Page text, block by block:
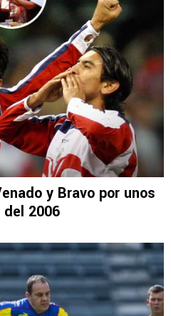
y Bravo por unos
2006